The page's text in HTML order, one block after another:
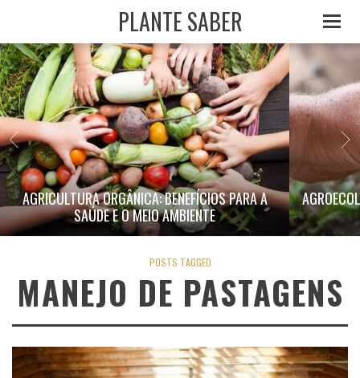
PLANTE SABER
AGRICULTURA ORGÂNICA: BENEFÍCIOS PARA A
SAÚDE E O MEIO AMBIENTE
POSTS TAGGED
MANEJO DE PASTAGENS